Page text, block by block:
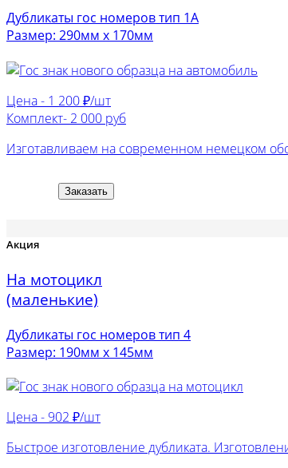
Дубликаты гос номеров тип 1А
Размер: 290мм х 170мм
Цена - 1 200 ₽/шт
Комплект- 2 000 руб
Изготавливаем на современном немецком
Заказать
Акция
На мотоцикл
(маленькие)
Дубликаты гос номеров тип 4
Размер: 190мм х 145мм
Цена - 902 ₽/шт
Быстрое изготовление дубликата.